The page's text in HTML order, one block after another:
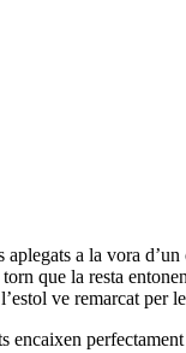
a la vora
que la resta
ve remarcat per